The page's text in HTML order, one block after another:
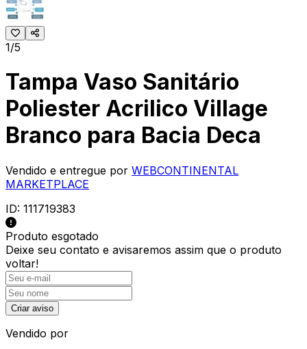
1/5
Tampa Vaso Sanitário
Poliester Acrilico Village
Branco para Bacia Deca
Vendido e entregue por WEBCONTINENTAL
MARKETPLACE
ID: 111719383
Produto esgotado
Deixe seu contato e avisaremos assim que o produto
voltar!
Criar aviso
Vendido por